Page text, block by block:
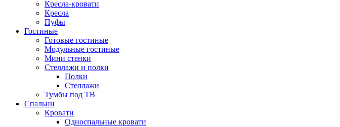
Кресла-кровати
Кресла
Пуфы
Гостиные
Готовые гостиные
Модульные гостиные
Мини стенки
Стеллажи и полки
Полки
Стеллажи
Тумбы под ТВ
Спальни
Кровати
Односпальные кровати